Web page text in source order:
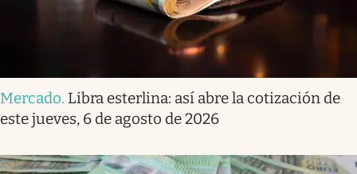
Mercado. Libra esterlina: así abre la cotización de
este jueves, 6 de agosto de 2026